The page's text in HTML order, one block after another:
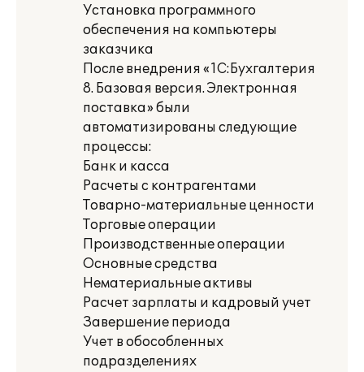
Установка программного
обеспечения на компьютеры
заказчика
После внедрения «1С:Бухгалтерия
8. Базовая версия. Электронная
поставка» были
автоматизированы следующие
процессы:
Банк и касса
Расчеты с контрагентами
Товарно-материальные ценности
Торговые операции
Производственные операции
Основные средства
Нематериальные активы
Расчет зарплаты и кадровый учет
Завершение периода
Учет в обособленных
подразделениях